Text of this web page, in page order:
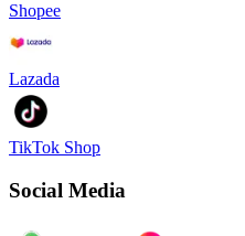
Shopee
Lazada
TikTok Shop
Social Media